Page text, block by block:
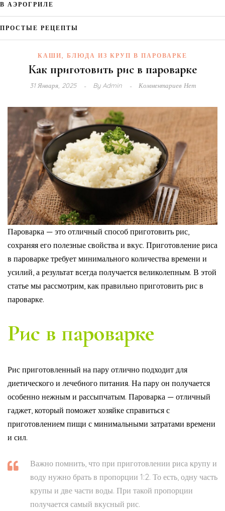
В АЭРОГРИЛЕ
ПРОСТЫЕ РЕЦЕПТЫ
КАШИ, БЛЮДА ИЗ КРУП В ПАРОВАРКЕ
Как приготовить рис в пароварке
31 Января, 2025 ByAdmin Комментариев Нет
Пароварка — это отличный способ приготовить рис,
сохраняя его полезные свойства и вкус. Приготовление риса
в пароварке требует минимального количества времени и
усилий, а результат всегда получается великолепным. В этой
статье мы рассмотрим, как правильно приготовить рис в
пароварке.
Рис в пароварке
Рис приготовленный на пару отлично подходит для
диетического и лечебного питания. На пару он получается
особенно нежным и рассыпчатым. Пароварка — отличный
гаджет, который поможет хозяйке справиться с
приготовлением пищи с минимальными затратами времени
и сил.
Важно помнить, что при приготовлении риса крупу и
воду нужно брать в пропорции 1:2. То есть, одну часть
крупы и две части воды. При такой пропорции
получается самый вкусный рис.